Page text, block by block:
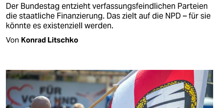
Der Bundestag entzieht verfassungsfeindlichen Parteien
die staatliche Finanzierung. Das zielt auf die NPD – für sie
könnte es existenziell werden.
Von Konrad Litschko